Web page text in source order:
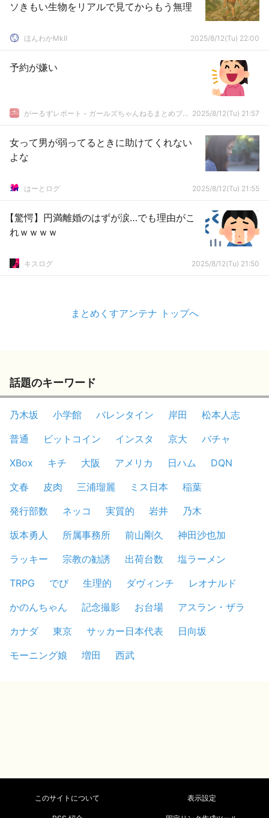
ソきもい生物をリアルで見てからもう無理
ほんわかMkⅡ 2025/8/12(Tu) 22:00
予約が嫌い
がーるずレポート - ガールズちゃんねるまとめブログ 2025/8/12(Tu) 21:57
女って男が弱ってるときに助けてくれない
よな
はーとログ 2025/8/12(Tu) 21:55
【驚愕】円満離婚のはずが涙…でも理由がこ
れｗｗｗｗ
キスログ 2025/8/12(Tu) 21:50
まとめくすアンテナ トップへ
話題のキーワード
乃木坂 小学館 バレンタイン 岸田
松本人志
普通
ビットコイン インスタ 京大
バチャ
XBox
キチ 大阪 アメリカ 日ハム
DQN
文春
皮肉 三浦瑠麗 ミス日本
稲葉
発行部数
ネッコ 実質的 岩井
乃木
坂本勇人
所属事務所 前山剛久
神田沙也加
ラッキー
宗教の勧誘 出荷台数
塩ラーメン
TRPG
でび 生理的 ダヴィンチ
レオナルド
かのんちゃん
記念撮影 お台場
アスラン・ザラ
カナダ
東京 サッカー日本代表
日向坂
モーニング娘
増田 西武
このサイトについて 表示設定